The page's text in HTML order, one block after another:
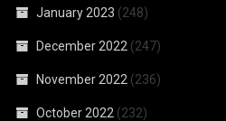
January 2023 (248)
December 2022 (247)
November 2022 (236)
October 2022 (232)